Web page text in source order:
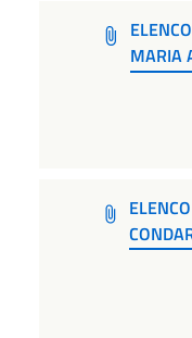
MARIA